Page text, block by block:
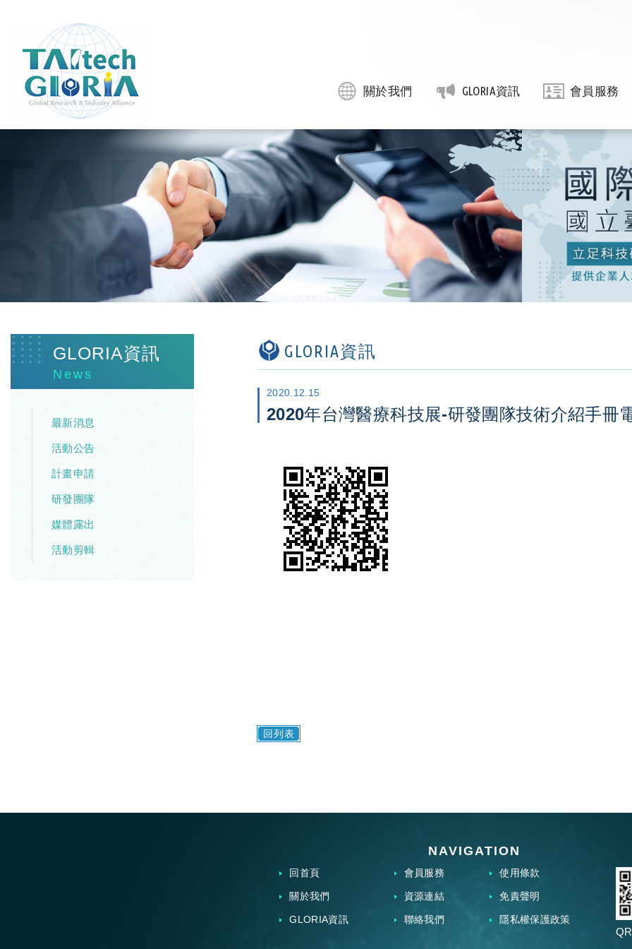
關於我們 GLORIA資訊 會員服務
GLORIA資訊
News
最新消息
活動公告
計畫申請
研發團隊
媒體露出
活動剪輯
GLORIA資訊
2020.12.15
2020年台灣醫療科技展-研發團隊技術介紹手冊
回列表
NAVIGATION
回首頁
關於我們
GLORIA資訊
會員服務
資源連結
聯絡我們
使用條款
免責聲明
隱私權保護政策